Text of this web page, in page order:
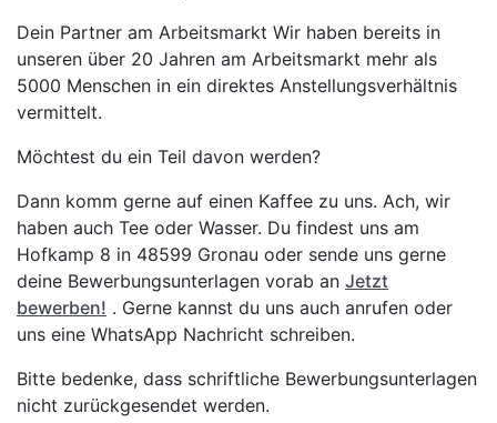
Dein Partner am Arbeitsmarkt Wir haben bereits in
unseren über 20 Jahren am Arbeitsmarkt mehr als
5000 Menschen in ein direktes Anstellungsverhältnis
vermittelt.
Möchtest du ein Teil davon werden?
Dann komm gerne auf einen Kaffee zu uns. Ach, wir
haben auch Tee oder Wasser. Du findest uns am
Hofkamp 8 in 48599 Gronau oder sende uns gerne
deine Bewerbungsunterlagen vorab an Jetzt
bewerben! . Gerne kannst du uns auch anrufen oder
uns eine WhatsApp Nachricht schreiben.
Bitte bedenke, dass schriftliche Bewerbungsunterlagen
nicht zurückgesendet werden.